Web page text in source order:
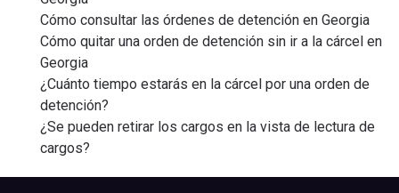
Cómo consultar las órdenes de detención en Georgia
Cómo quitar una orden de detención sin ir a la cárcel en
Georgia
¿Cuánto tiempo estarás en la cárcel por una orden de
detención?
¿Se pueden retirar los cargos en la vista de lectura de
cargos?